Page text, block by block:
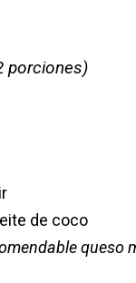
porciones)
de coco
queso